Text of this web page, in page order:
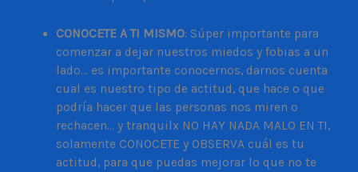
CONOCETE A TI MISMO: Súper importante para
comenzar a dejar nuestros miedos y fobias a un
lado… es importante conocernos, darnos cuenta
cual es nuestro tipo de actitud, que hace o que
podría hacer que las personas nos miren o
rechacen… y tranquilx NO HAY NADA MALO EN TI,
solamente CONOCETE y OBSERVA cuál es tu
actitud, para que puedas mejorar lo que no te